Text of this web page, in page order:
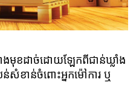
មុខដាច់ដោយឡែកពីជាន់ឃ្លាំង
ខាន់ចំពោះអ្នកម៉ៅការ ឬ